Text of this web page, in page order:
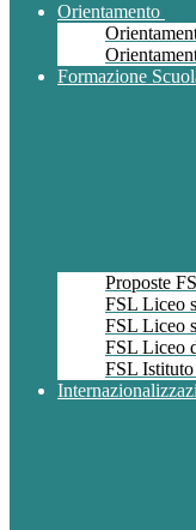
Orientamento
Formazione
Proposte
FSL Liceo
FSL Liceo
FSL Liceo
FSL